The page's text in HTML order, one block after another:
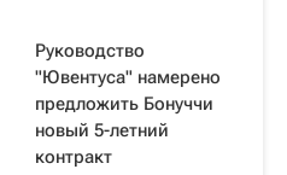
Руководство
"Ювентуса" намерено
предложить Бонуччи
новый 5-летний
контракт